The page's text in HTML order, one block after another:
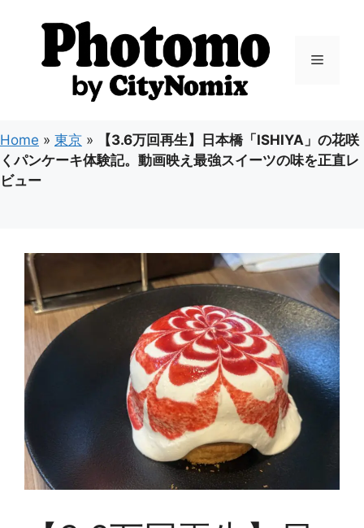
ス
キ
ッ
プ
メ
ュ
Home » 東京 »
【3.6万回再生】日本橋「ISHIYA」の花咲
くパンケーキ体験記。動画映え最強スイーツの味を正直レ
ビュー